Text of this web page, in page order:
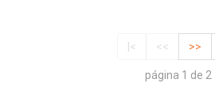
|< << >>
página 1 de 2